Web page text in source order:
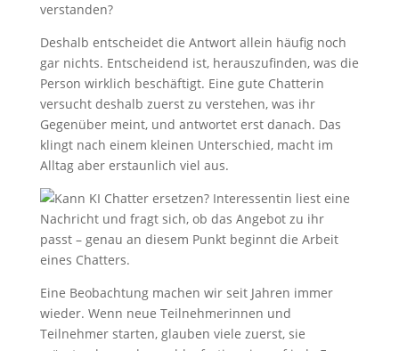
verstanden?
Deshalb entscheidet die Antwort allein häufig noch
gar nichts. Entscheidend ist, herauszufinden, was die
Person wirklich beschäftigt. Eine gute Chatterin
versucht deshalb zuerst zu verstehen, was ihr
Gegenüber meint, und antwortet erst danach. Das
klingt nach einem kleinen Unterschied, macht im
Alltag aber erstaunlich viel aus.
Eine Beobachtung machen wir seit Jahren immer
wieder. Wenn neue Teilnehmerinnen und
Teilnehmer starten, glauben viele zuerst, sie